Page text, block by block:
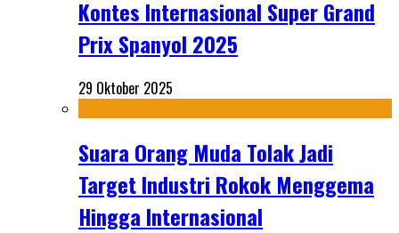
Kontes Internasional Super Grand
Prix Spanyol 2025
29 Oktober 2025
Suara Orang Muda Tolak Jadi
Target Industri Rokok Menggema
Hingga Internasional